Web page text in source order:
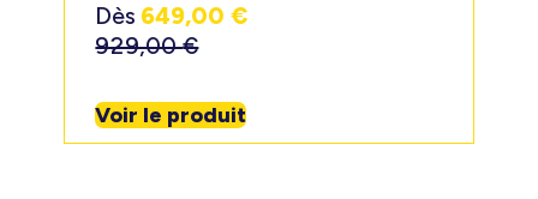
Dès 649,00€
929,00€
Voir le produit